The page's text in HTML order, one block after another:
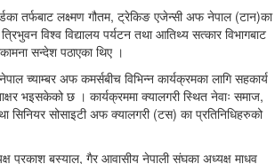
तर्फबाट लक्ष्मण गौतम, ट्रेकिङ एजेन्सी अफ नेपाल (टान)का
विश्व विद्यालय पर्यटन तथा आतिथ्य सत्कार विभागबाट
सन्देश पठाएका थिए ।
च्याम्बर अफ कमर्सबीच विभिन्न कार्यक्रमका लागि सहकार्य
भइसकेको छ । कार्यक्रममा क्यालगरी स्थित नेवाः समाज,
सिनियर सोसाइटी अफ क्यालगरी (टस) का प्रतिनिधिहरुको
प्रकाश बस्याल, गैर आवासीय नेपाली संघका अध्यक्ष माधव